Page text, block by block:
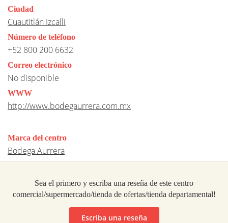
Ciudad
Cuautitlán Izcalli
Número de teléfono
+52 800 200 6632
Correo electrónico
No disponible
WWW
http://www.bodegaurrera.com.mx
Marca del centro
Bodega Aurrera
Sea el primero y escriba una reseña de este centro
comercial/supermercado/tienda de ofertas/tienda departamental!
Escriba una reseña